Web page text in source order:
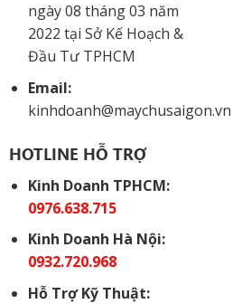
ngày 08 tháng 03 năm
2022 tại Sở Kế Hoạch &
Đầu Tư TPHCM
Email:
kinhdoanh@maychusaigon.vn
HOTLINE HỖ TRỢ
Kinh Doanh TPHCM:
0976.638.715
Kinh Doanh Hà Nội:
0932.720.968
Hỗ Trợ Kỹ Thuật: